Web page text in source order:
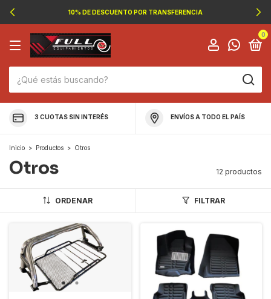
10% DE DESCUENTO POR TRANSFERENCIA
0
3 CUOTAS SIN INTERÉS ENVÍOS A TODO EL PAÍS
Inicio > Productos > Otros
Otros 12 productos
ORDENAR FILTRAR